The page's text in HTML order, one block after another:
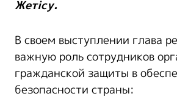
Жетісу.
В своем выступлении глава
важную роль сотрудников
гражданской защиты в
безопасности страны: